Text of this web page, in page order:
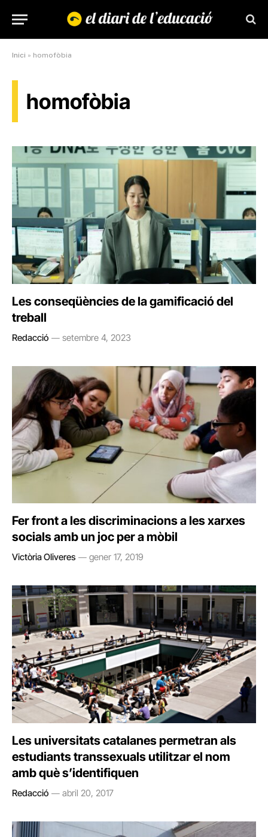
Inici » homofòbia
homofòbia
Les conseqüències de la gamificació del
treball
Redacció setembre 4, 2023
Fer front a les discriminacions a les xarxes
socials amb un joc per a mòbil
Victòria Oliveres gener 17, 2019
Les universitats catalanes permetran als
estudiants transsexuals utilitzar el nom
amb què s’identifiquen
Redacció abril 20, 2017